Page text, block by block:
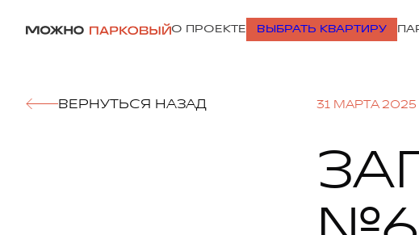
О ПРОЕКТЕ ВЫБРАТЬ КВАРТИРУ
ВЕРНУТЬСЯ НАЗАД 31 МАРТА 2025